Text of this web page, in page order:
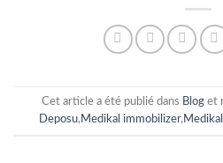
Cet article a été publié dans Blog et
Deposu,Medikal immobilizer,